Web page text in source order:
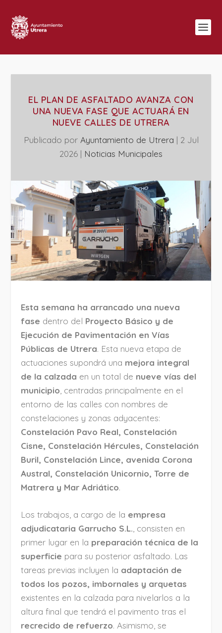
EL PLAN DE ASFALTADO AVANZA CON
UNA NUEVA FASE QUE ACTUARÁ EN
NUEVE CALLES DE UTRERA
Publicado por Ayuntamiento de Utrera | 2 Jul
2026 | ‎Noticias Municipales
Esta semana ha arrancado una nueva
fase dentro del Proyecto Básico y de
Ejecución de Pavimentación en Vías
Públicas de Utrera. Esta nueva etapa de
actuaciones supondrá una mejora integral
de la calzada en un total de nueve vías del
municipio , centradas principalmente en el
entorno de las calles con nombres de
constelaciones y zonas adyacentes:
Constelación Pavo Real, Constelación
Cisne, Constelación Hércules, Constelación
Buril, Constelación Lince, avenida Corona
Austral, Constelación Unicornio, Torre de
Matrera y Mar Adriático.
Los trabajos, a cargo de la empresa
adjudicataria Garrucho S.L. , consisten en
primer lugar en la preparación técnica de la
superficie para su posterior asfaltado. Las
tareas previas incluyen la adaptación de
todos los pozos, imbornales y arquetas
existentes en la calzada para nivelarlos a la
altura final que tendrá el pavimento tras el
recrecido de refuerzo. Asimismo, se